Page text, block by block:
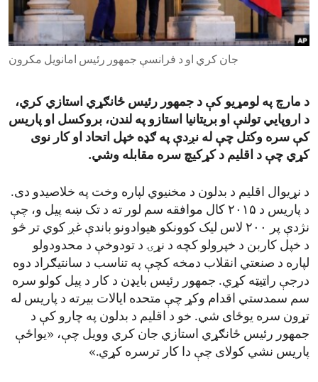
ENVIRONMENT AND HEALTH
IDEALS AND INSTITUTIONS
جان کري او د فرانسې جمهور رئیس امانویل مکرون
د مارچ په لومړیو کې د جمهور رئیس ځانګړي استازي کري،
د اروپایي تولنې او بریتانیا استازو په لندن، بروکسل او پاریس
کې سره وکتل چې له نږدې په ګډه خپل اتحاد او کار نوی
کړي چې د اقلیم د کړکیچ سره مقابله وشي.
د نړیوال اقلیم د بدلون د مخنیوي لپاره وخت په خلاصیدو دی.
د پاریس د ۲۰۱۵ کال موافقه سم لور ته د تک ښه پیل و، چې
نژدې پر ۲۰۰ لاس لیک کوونکو هیوادونو باندې غږ کوي تر څو
د خپل کاربن د خپرولو کچه د نړۍ د تودوخې د محدودولو
لپاره د صنعتي انقلاب دمخه کچې په تناسب د سانتیګراد دوه
درجې راټیټه کړي. جمهور رئیس بایډن د کار د پیل کولو سره
سم سمدستي اقدام وکړ چې متحده ایالات بیرته د پاریس له
تړون سره یوځای شي. خو د اقلیم د بدلون په چارو کې د
جمهور رئیس ځانګړي استازي جان کري وویل چې، «یواځې
پاریس نشي کولای چې دا کار ترسره کړي.»